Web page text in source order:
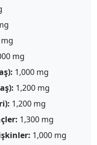
mg
1,000 mg
1,200 mg
1,200 mg
1,300 mg
1,000 mg